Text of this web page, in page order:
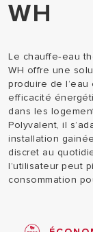
WH
Le chauffe‑eau
WH offre une
produire de
efficacité
dans les
Polyvalent, il
installation
discret au
l’utilisateur peut
consommation